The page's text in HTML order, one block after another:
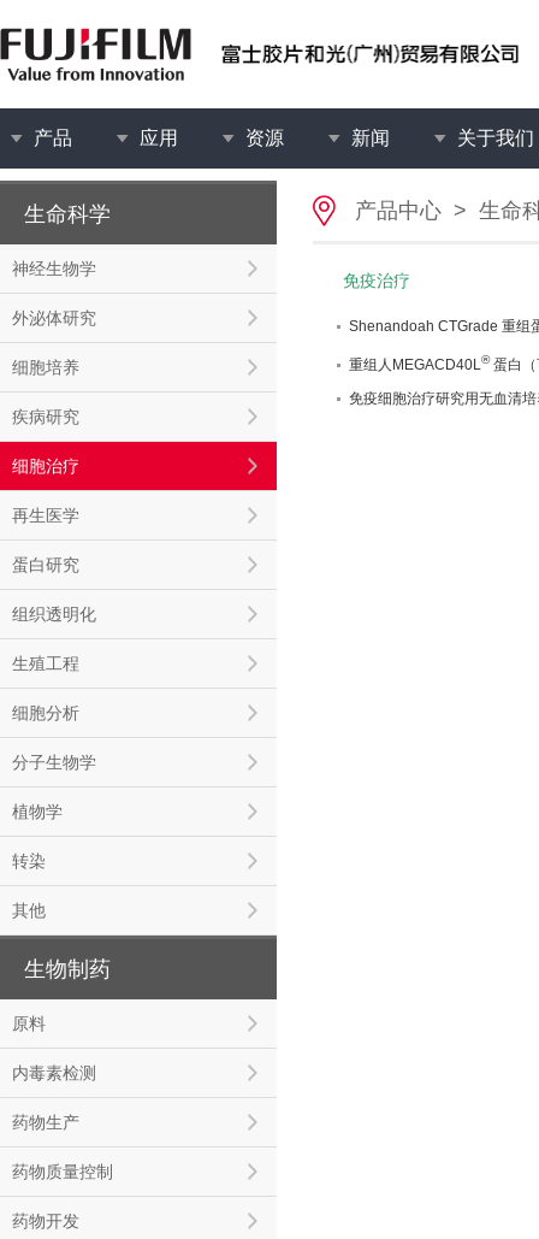
产品 应用 资源 新闻 关于我们
生命科学
神经生物学
外泌体研究
细胞培养
疾病研究
细胞治疗
再生医学
蛋白研究
组织透明化
生殖工程
细胞分析
分子生物学
植物学
转染
其他
生物制药
原料
内毒素检测
药物生产
药物质量控制
药物开发
产品中心 > 生命
免疫治疗
Shenandoah CTGrade 重组
重组人MEGACD40L®蛋白（
免疫细胞治疗研究用无血清